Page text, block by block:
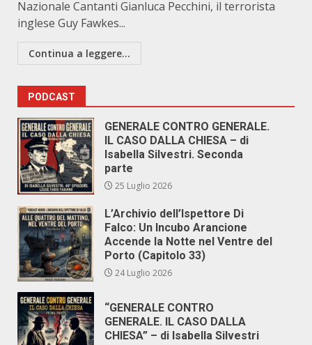
Nazionale Cantanti Gianluca Pecchini, il terrorista
inglese Guy Fawkes...
Continua a leggere...
PODCAST
GENERALE CONTRO GENERALE.
IL CASO DALLA CHIESA – di
Isabella Silvestri. Seconda
parte
25 Luglio 2026
L’Archivio dell’Ispettore Di
Falco: Un Incubo Arancione
Accende la Notte nel Ventre del
Porto (Capitolo 33)
24 Luglio 2026
“GENERALE CONTRO
GENERALE. IL CASO DALLA
CHIESA” – di Isabella Silvestri